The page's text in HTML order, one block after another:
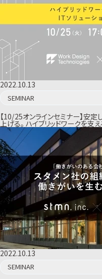
2022.10.13
SEMINAR
【10/25オンラインセミナー】安
上げる。 ハイブリッドワークを支
2022.10.13
SEMINAR